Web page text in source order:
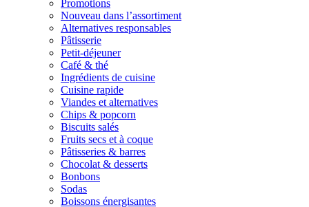
Promotions
Nouveau dans l’assortiment
Alternatives responsables
Pâtisserie
Petit-déjeuner
Café & thé
Ingrédients de cuisine
Cuisine rapide
Viandes et alternatives
Chips & popcorn
Biscuits salés
Fruits secs et à coque
Pâtisseries & barres
Chocolat & desserts
Bonbons
Sodas
Boissons énergisantes